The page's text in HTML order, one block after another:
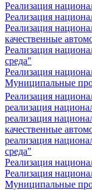
Реализация
Реализация
Реализация
качественные
Реализация
среда"
Реализация
Муниципальные
Реализация
реализация
реализация
качественные
реализация
среда"
Реализация
Реализация
Муниципальные